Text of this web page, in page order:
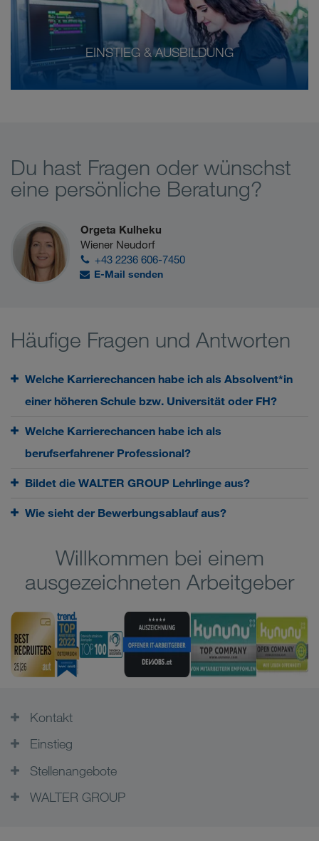
EINSTIEG & AUSBILDUNG
Du hast Fragen oder wünschst
eine persönliche Beratung?
Orgeta Kulheku
Wiener Neudorf
+43 2236 606-7450
E-Mail senden
Häufige Fragen und Antworten
Welche Karrierechancen habe ich als Absolvent*in
einer höheren Schule bzw. Universität oder FH?
Welche Karrierechancen habe ich als
berufserfahrener Professional?
Bildet die WALTER GROUP Lehrlinge aus?
Wie sieht der Bewerbungsablauf aus?
Willkommen bei einem
ausgezeichneten Arbeitgeber
Kontakt
Einstieg
Stellenangebote
WALTER GROUP